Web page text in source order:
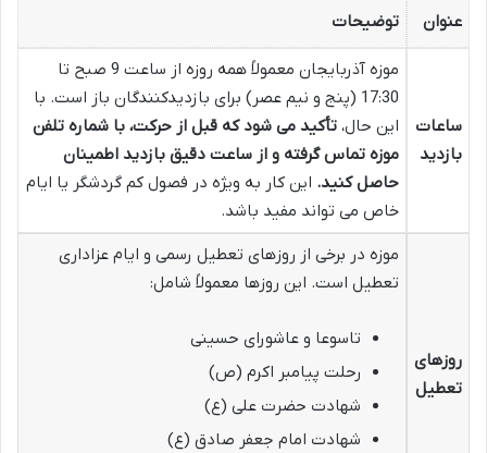
عنوان توضیحات
ساعات
بازدید
موزه آذربایجان معمولاً همه روزه از ساعت 9 صبح تا
17:30 (پنج و نیم عصر) برای بازدیدکنندگان باز است. با
این حال، تأکید می شود که قبل از حرکت، با شماره تلفن
موزه تماس گرفته و از ساعت دقیق بازدید اطمینان
حاصل کنید. این کار به ویژه در فصول کم گردشگر یا ایام
خاص می تواند مفید باشد.
روزهای
تعطیل
موزه در برخی از روزهای تعطیل رسمی و ایام عزاداری
تعطیل است. این روزها معمولاً شامل:
تاسوعا و عاشورای حسینی
رحلت پیامبر اکرم (ص)
شهادت حضرت علی (ع)
شهادت امام جعفر صادق (ع)